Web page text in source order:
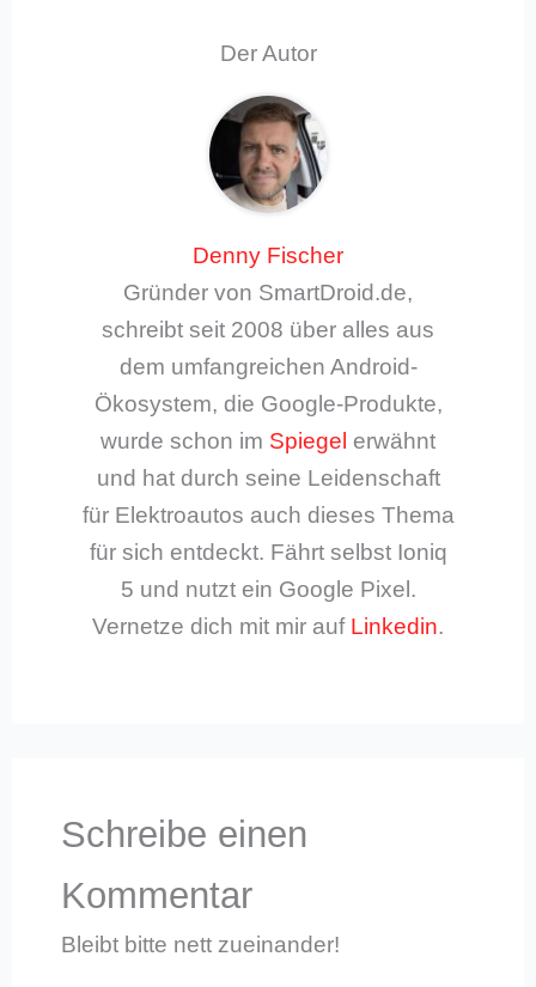
Der Autor
Denny Fischer
Gründer von SmartDroid.de,
schreibt seit 2008 über alles aus
dem umfangreichen Android-
Ökosystem, die Google-Produkte,
wurde schon im Spiegel erwähnt
und hat durch seine Leidenschaft
für Elektroautos auch dieses Thema
für sich entdeckt. Fährt selbst Ioniq
5 und nutzt ein Google Pixel.
Vernetze dich mit mir auf Linkedin.
Schreibe einen
Kommentar
Bleibt bitte nett zueinander!